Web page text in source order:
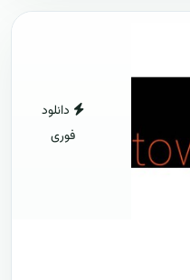
دانلود
فوری